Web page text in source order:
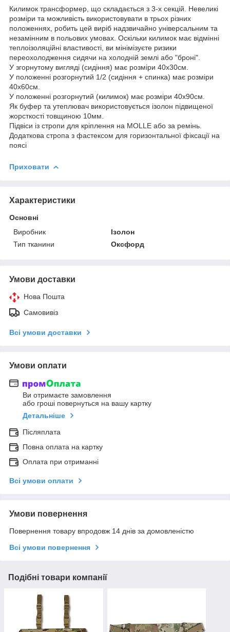
Килимок трансформер, що складається з 3-х секцій. Невеликі
розміри та можливість використовувати в трьох різних
положеннях, робить цей виріб надзвичайно універсальним та
незамінним в польових умовах. Оскільки килимок має відмінні
теплоізоляційні властивості, ви мінімізуєте ризики
переохолодження сидячи на холодній землі або "броні".
У згорнутому вигляді (сидіння) має розміри 40х30см.
У положенні розгорнутий 1/2 (сидіння + спинка) має розміри
40х60см.
У положенні розгорнутий (килимок) має розміри 40х90см.
Як буфер та утеплювач використовується ізолон підвищеної
жорсткості товщиною 10мм.
Підвіси із стропи для кріплення на MOLLE або за ремінь.
Додаткова стропа з фастексом для горизонтальної фіксації на
поясі
Приховати
Характеристики
Основні
Виробник
Ізолон
Тип тканини
Оксфорд
Умови доставки
Нова Пошта
Самовивіз
Всі умови доставки
Умови оплати
Ви отримаєте замовлення
або гроші повернуться на вашу картку
Детальніше
Післяплата
Повна оплата на картку
Оплата при отриманні
Всі умови оплати
Умови повернення
Повернення товару впродовж 14 днів за домовленістю
Всі умови повернення
Подібні товари компанії